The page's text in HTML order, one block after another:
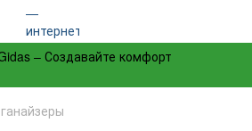
– Создавайте комфорт